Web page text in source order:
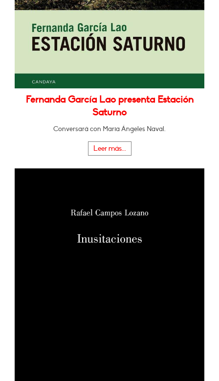
Fernanda García Lao presenta Estación
Saturno
Conversará con Maria Ángeles Naval.
Leer más...